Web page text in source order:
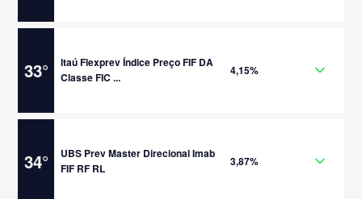
33°
Itaú Flexprev Índice Preço FIF DA
Classe FIC ...
4,15%
34°
UBS Prev Master Direcional Imab
FIF RF RL
3,87%